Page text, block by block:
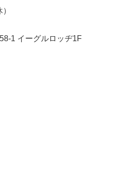
1 イーグルロッヂ1F